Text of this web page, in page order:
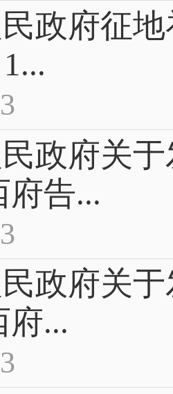
政府征
政府关
府告...
政府关
府...